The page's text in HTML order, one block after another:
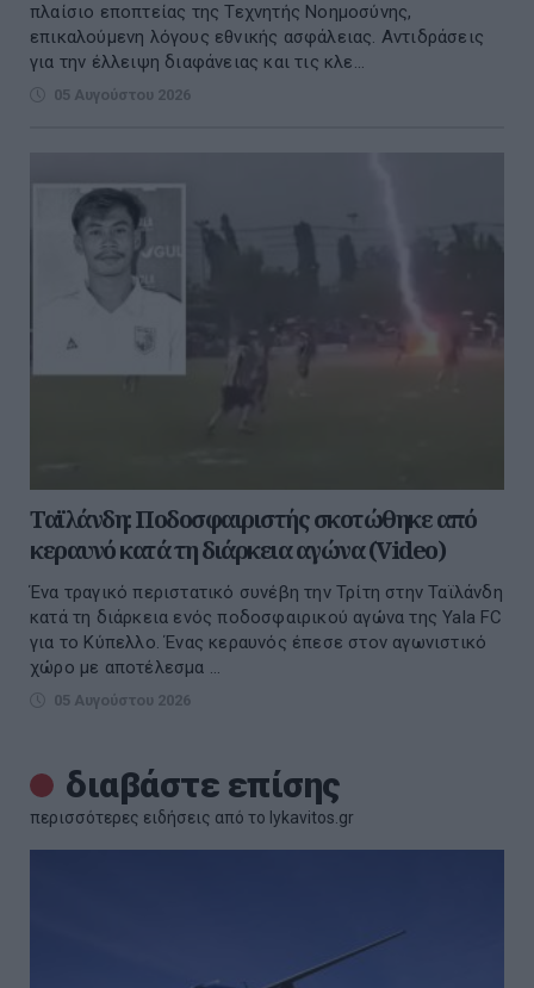
πλαίσιο εποπτείας της Τεχνητής Νοημοσύνης,
επικαλούμενη λόγους εθνικής ασφάλειας. Αντιδράσεις
για την έλλειψη διαφάνειας και τις κλε...
05 Αυγούστου 2026
Ταϊλάνδη: Ποδοσφαιριστής σκοτώθηκε από
κεραυνό κατά τη διάρκεια αγώνα (Video)
Ένα τραγικό περιστατικό συνέβη την Τρίτη στην Ταϊλάνδη
κατά τη διάρκεια ενός ποδοσφαιρικού αγώνα της Yala FC
για το Κύπελλο. Ένας κεραυνός έπεσε στον αγωνιστικό
χώρο με αποτέλεσμα ...
05 Αυγούστου 2026
διαβάστε επίσης
περισσότερες ειδήσεις από το lykavitos.gr